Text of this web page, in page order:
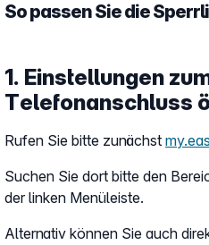
So passen Sie die
1. Einstellungen
Telefonanschluss
Rufen Sie bitte zunächst
Suchen Sie dort bitte den
der linken Menüleiste.
Alternativ können Sie auch